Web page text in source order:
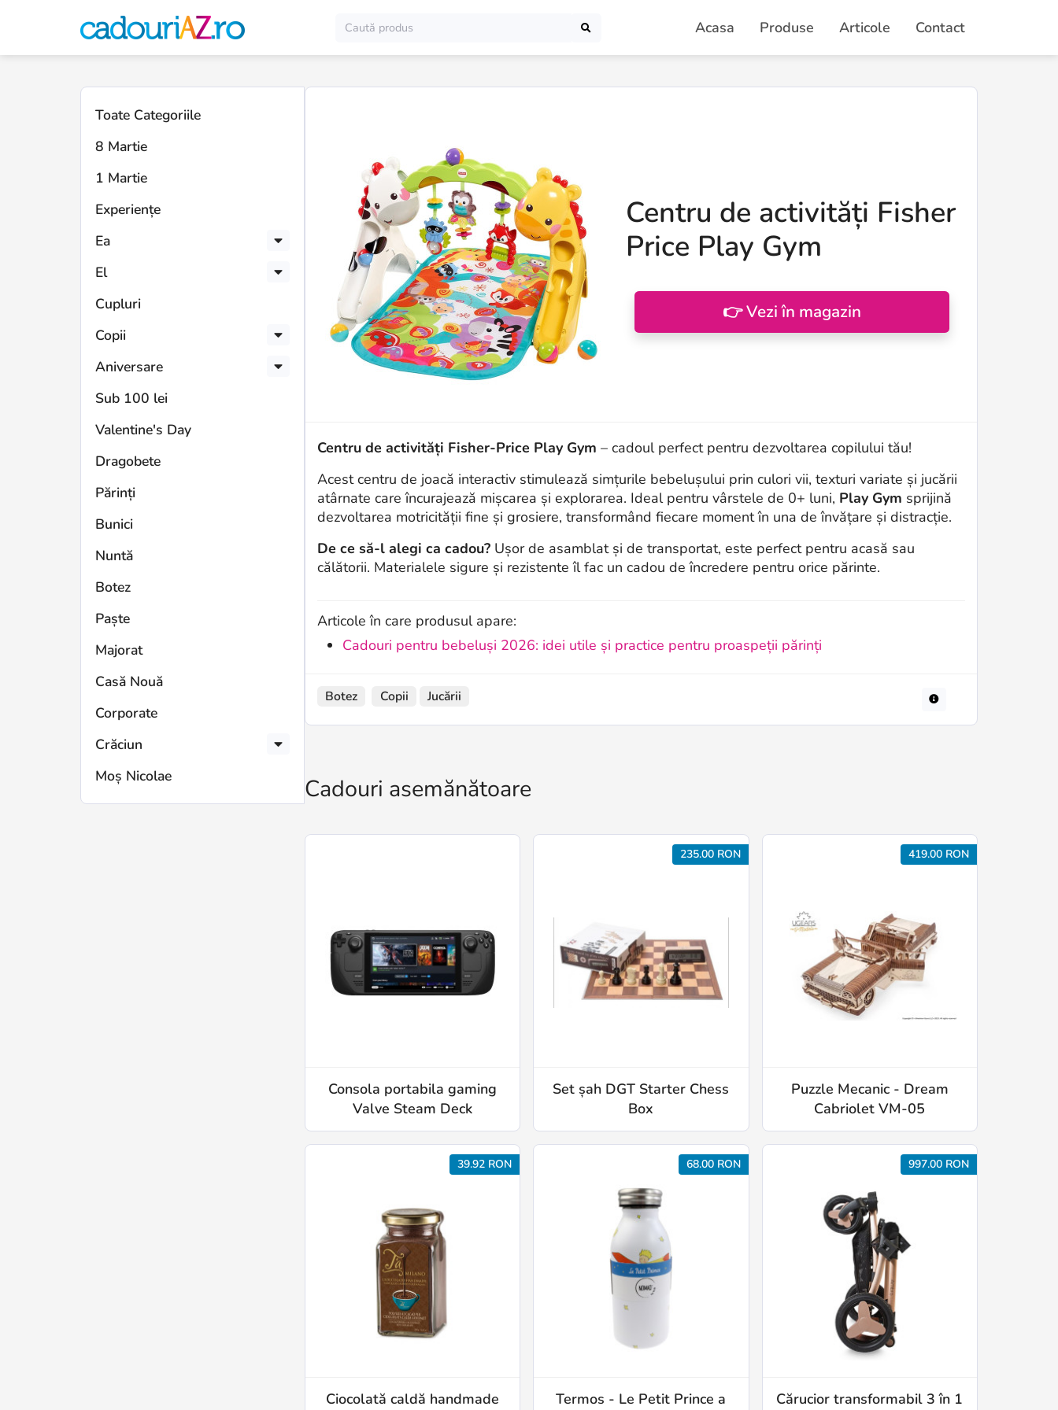
Acasa Produse Articole Contact
Toate Categoriile
8 Martie
1 Martie
Experiențe
Ea
El
Cupluri
Copii
Aniversare
Sub 100 lei
Valentine's Day
Dragobete
Părinți
Bunici
Nuntă
Botez
Paște
Majorat
Casă Nouă
Corporate
Crăciun
Moș Nicolae
Centru de activități Fisher
Price Play Gym
👉 Vezi în magazin
Centru de activități Fisher-Price Play Gym – cadoul perfect pentru dezvoltarea copilului tău!
Acest centru de joacă interactiv stimulează simțurile bebelușului prin culori vii, texturi variate și jucării
atârnate care încurajează mișcarea și explorarea. Ideal pentru vârstele de 0+ luni, Play Gym sprijină
dezvoltarea motricității fine și grosiere, transformând fiecare moment în una de învățare și distracție.
De ce să-l alegi ca cadou? Ușor de asamblat și de transportat, este perfect pentru acasă sau
călătorii. Materialele sigure și rezistente îl fac un cadou de încredere pentru orice părinte.
Articole în care produsul apare:
Cadouri pentru bebeluși 2026: idei utile și practice pentru proaspeții părinți
Botez Copii Jucării
Cadouri asemănătoare
Consola portabila gaming
Valve Steam Deck
235.00 RON
Set șah DGT Starter Chess
Box
419.00 RON
Puzzle Mecanic - Dream
Cabriolet VM-05
39.92 RON
Ciocolată caldă handmade
68.00 RON
Termos - Le Petit Prince a
997.00 RON
Cărucior transformabil 3 în 1